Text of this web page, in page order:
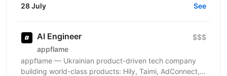
software product is revolutionising manufacturing...
28 July See
AI Engineer
appflame
$$$
appflame — Ukrainian product-driven tech company
building world-class products: Hily, Taimi, AdConnect,